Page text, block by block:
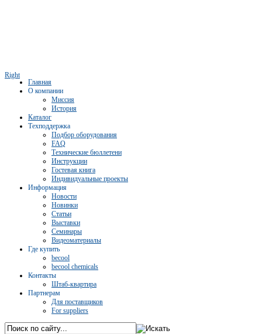
Right
Главная
О компании
Миссия
История
Каталог
Техподдержка
Подбор оборудования
FAQ
Технические бюллетени
Инструкции
Гостевая книга
Индивидуальные проекты
Информация
Новости
Новинки
Статьи
Выставки
Семинары
Видеоматериалы
Где купить
becool
becool chemicals
Контакты
Штаб-квартира
Партнерам
Для поставщиков
For suppliers